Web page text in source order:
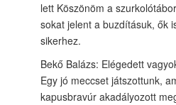
lett Köszönöm a
sokat jelent a buzdításuk, ők
sikerhez.
Bekő Balázs: Elégedett
Egy jó meccset játszottunk,
kapusbravúr akadályozott